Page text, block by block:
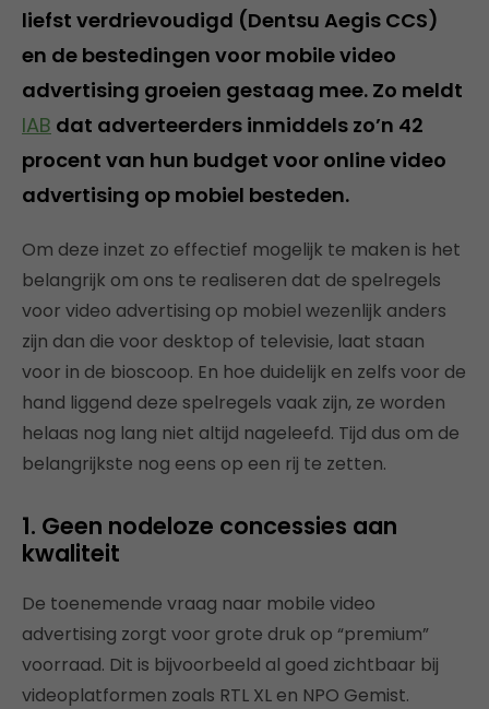
liefst verdrievoudigd (Dentsu Aegis CCS)
en de bestedingen voor mobile video
advertising groeien gestaag mee. Zo meldt
IAB dat adverteerders inmiddels zo’n 42
procent van hun budget voor online video
advertising op mobiel besteden.
Om deze inzet zo effectief mogelijk te maken is het
belangrijk om ons te realiseren dat de spelregels
voor video advertising op mobiel wezenlijk anders
zijn dan die voor desktop of televisie, laat staan
voor in de bioscoop. En hoe duidelijk en zelfs voor de
hand liggend deze spelregels vaak zijn, ze worden
helaas nog lang niet altijd nageleefd. Tijd dus om de
belangrijkste nog eens op een rij te zetten.
1. Geen nodeloze concessies aan
kwaliteit
De toenemende vraag naar mobile video
advertising zorgt voor grote druk op “premium”
voorraad. Dit is bijvoorbeeld al goed zichtbaar bij
videoplatformen zoals RTL XL en NPO Gemist.